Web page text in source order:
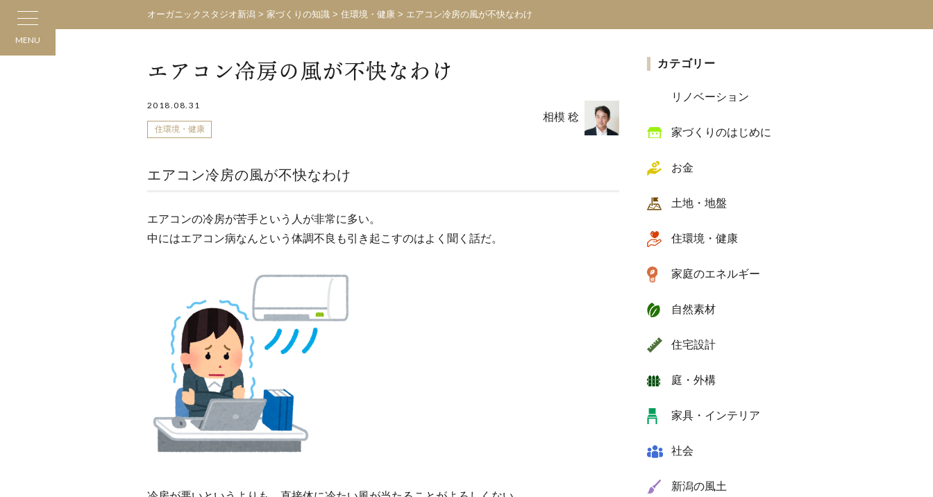
MENU
オーガニックスタジオ新潟 > 家づくりの知識 > 住環境・健康 > エアコン冷房の風が不快なわけ
エアコン冷房の風が不快なわけ
2018.08.31
住環境・健康
相模 稔
エアコン冷房の風が不快なわけ
エアコンの冷房が苦手という人が非常に多い。
中にはエアコン病なんという体調不良も引き起こすのはよく聞く話だ。
カテゴリー
リノベーション
家づくりのはじめに
お金
土地・地盤
住環境・健康
家庭のエネルギー
自然素材
住宅設計
庭・外構
家具・インテリア
社会
新潟の風土